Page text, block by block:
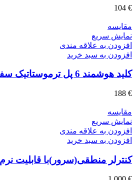
104 €
مقايسه
نمایش سریع
افزودن به علاقه مندی
افزودن به سبد خرید
کلید هوشمند 6 پل ترموستاتیک سفید – ABB
188 €
مقايسه
نمایش سریع
افزودن به علاقه مندی
افزودن به سبد خرید
کنترلر منطقی(سرور)با قابلیت نرم